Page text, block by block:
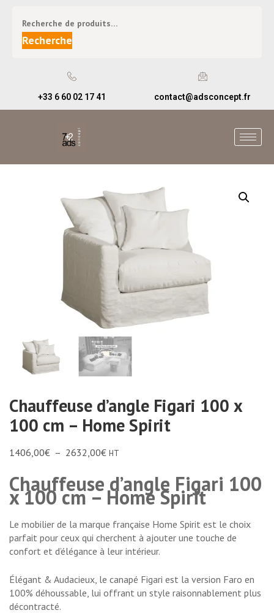
Recherche
+33 6 60 02 17 41 contact@adsconcept.fr
Chauffeuse d’angle Figari 100 x
100 cm – Home Spirit
1406,00€ – 2632,00€ HT
Chauffeuse d’angle Figari 100
x 100 cm – Home Spirit
Le mobilier de la marque française Home Spirit est le choix
parfait pour ceux qui cherchent à ajouter une touche de
confort et d’élégance à leur intérieur.
Élégant & Audacieux, le canapé Figari est la version Faro en
100% déhoussable, lui offrant un style raisonnablement plus
décontracté.